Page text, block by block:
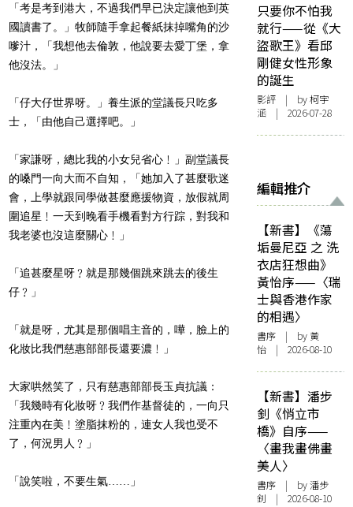
「考是考到港大，不過我們早已決定讓他到英
國讀書了。」牧師隨手拿起餐紙抹掉嘴角的沙
嗲汁，「我想他去倫敦，他說要去愛丁堡，拿
他沒法。」
「仔大仔世界呀。」養生派的堂議長只吃多
士，「由他自己選擇吧。」
「家謙呀，總比我的小女兒省心﹗」副堂議長
的嗓門一向大而不自知，「她加入了甚麼歌迷
會，上學就跟同學做甚麼應援物資，放假就周
圍追星﹗一天到晚看手機看對方行踪，對我和
我老婆也沒這麼關心﹗」
「追甚麼星呀﹖就是那幾個跳來跳去的後生
仔﹖」
「就是呀，尤其是那個唱主音的，嘩，臉上的
化妝比我們慈惠部部長還要濃﹗」
大家哄然笑了，只有慈惠部部長玉貞抗議：
「我幾時有化妝呀﹖我們作基督徒的，一向只
注重內在美﹗塗脂抹粉的，連女人我也受不
了，何況男人﹖」
「說笑啦，不要生氣……」
只要你不怕我
就行——從《大
盜歌王》看邱
剛健女性形象
的誕生
影評 | by 柯宇
涵 | 2026-07-28
編輯推介
【新書】《蕩
垢曼尼亞 之 洗
衣店狂想曲》
黃怡序——〈瑞
士與香港作家
的相遇〉
書序 | by 黃
怡 | 2026-08-10
【新書】潘步
釗《悄立市
橋》自序——
〈畫我畫佛畫
美人〉
書序 | by潘步
釗 | 2026-08-10